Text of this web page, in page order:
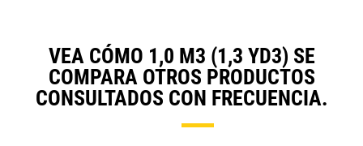
VEA CÓMO 1,0 M3 (1,3 YD3) SE
COMPARA OTROS PRODUCTOS
CONSULTADOS CON FRECUENCIA.